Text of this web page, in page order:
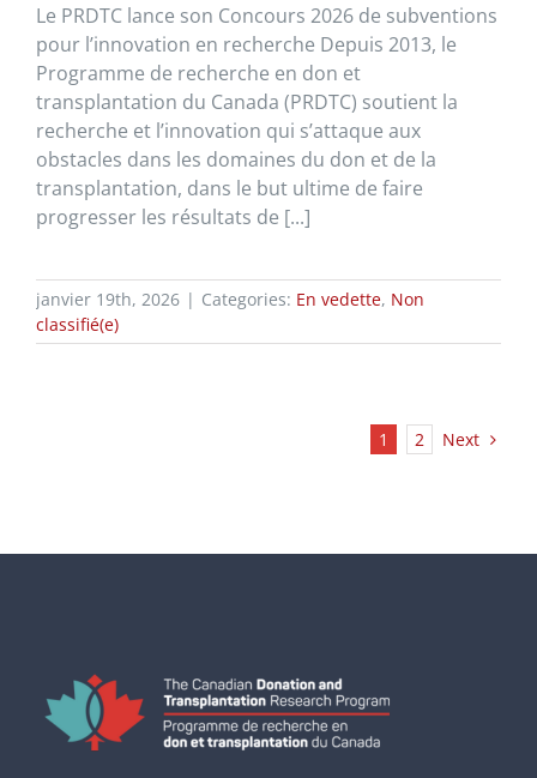
Le PRDTC lance son Concours 2026 de subventions
pour l’innovation en recherche Depuis 2013, le
Programme de recherche en don et
transplantation du Canada (PRDTC) soutient la
recherche et l’innovation qui s’attaque aux
obstacles dans les domaines du don et de la
transplantation, dans le but ultime de faire
progresser les résultats de [...]
janvier 19th, 2026 | Categories: En vedette, Non
classifié(e)
1 2 Next